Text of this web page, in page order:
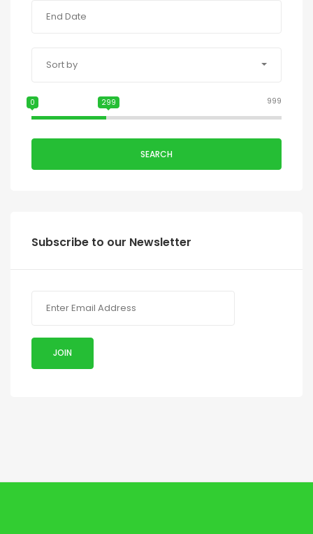
Sort by
999
0 299
SEARCH
Subscribe to our Newsletter